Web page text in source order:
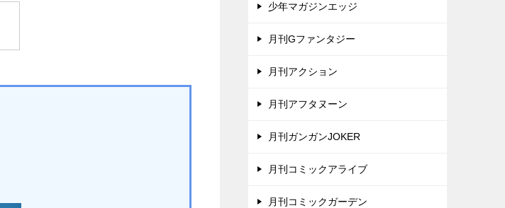
少年マガジンエッジ
月刊Gファンタジー
月刊アクション
月刊アフタヌーン
月刊ガンガンJOKER
月刊コミックアライブ
月刊コミックガーデン